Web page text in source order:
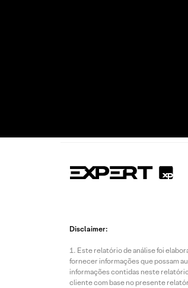
Disclaimer:
Este relatório de análise foi
fornecer informações que possam
informações contidas neste
cliente com base no presente